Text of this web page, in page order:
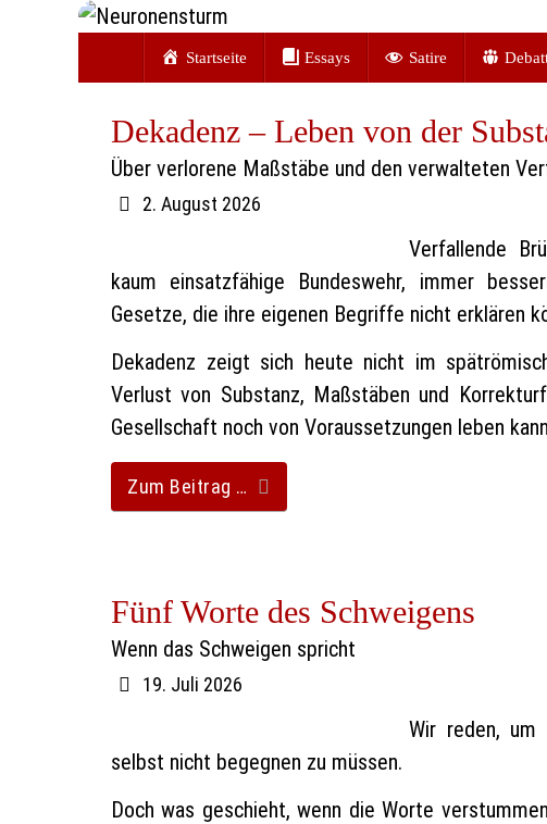
springen
Startseite Essays Satire
Dekadenz – Leben von der
Über verlorene Maßstäbe und den verwalteten
2. August 2026
Verfallende
kaum einsatzfähige Bundeswehr, immer
Gesetze, die ihre eigenen Begriffe nicht erklären
Dekadenz zeigt sich heute nicht im
Verlust von Substanz, Maßstäben und
Gesellschaft noch von Voraussetzungen leben
Zum Beitrag …
Fünf Worte des Schweigens
Wenn das Schweigen spricht
19. Juli 2026
Wir reden,
selbst nicht begegnen zu müssen.
Doch was geschieht, wenn die Worte